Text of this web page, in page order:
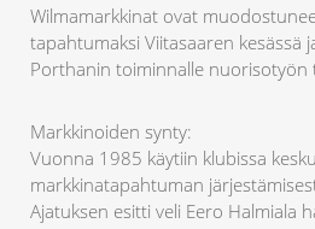
Wilmamarkkinat ovat
tapahtumaksi Viitasaaren kesässä
Porthanin toiminnalle nuorisotyön
Markkinoiden synty:
Vuonna 1985 käytiin klubissa
markkinatapahtuman
Ajatuksen esitti veli Eero Halmiala